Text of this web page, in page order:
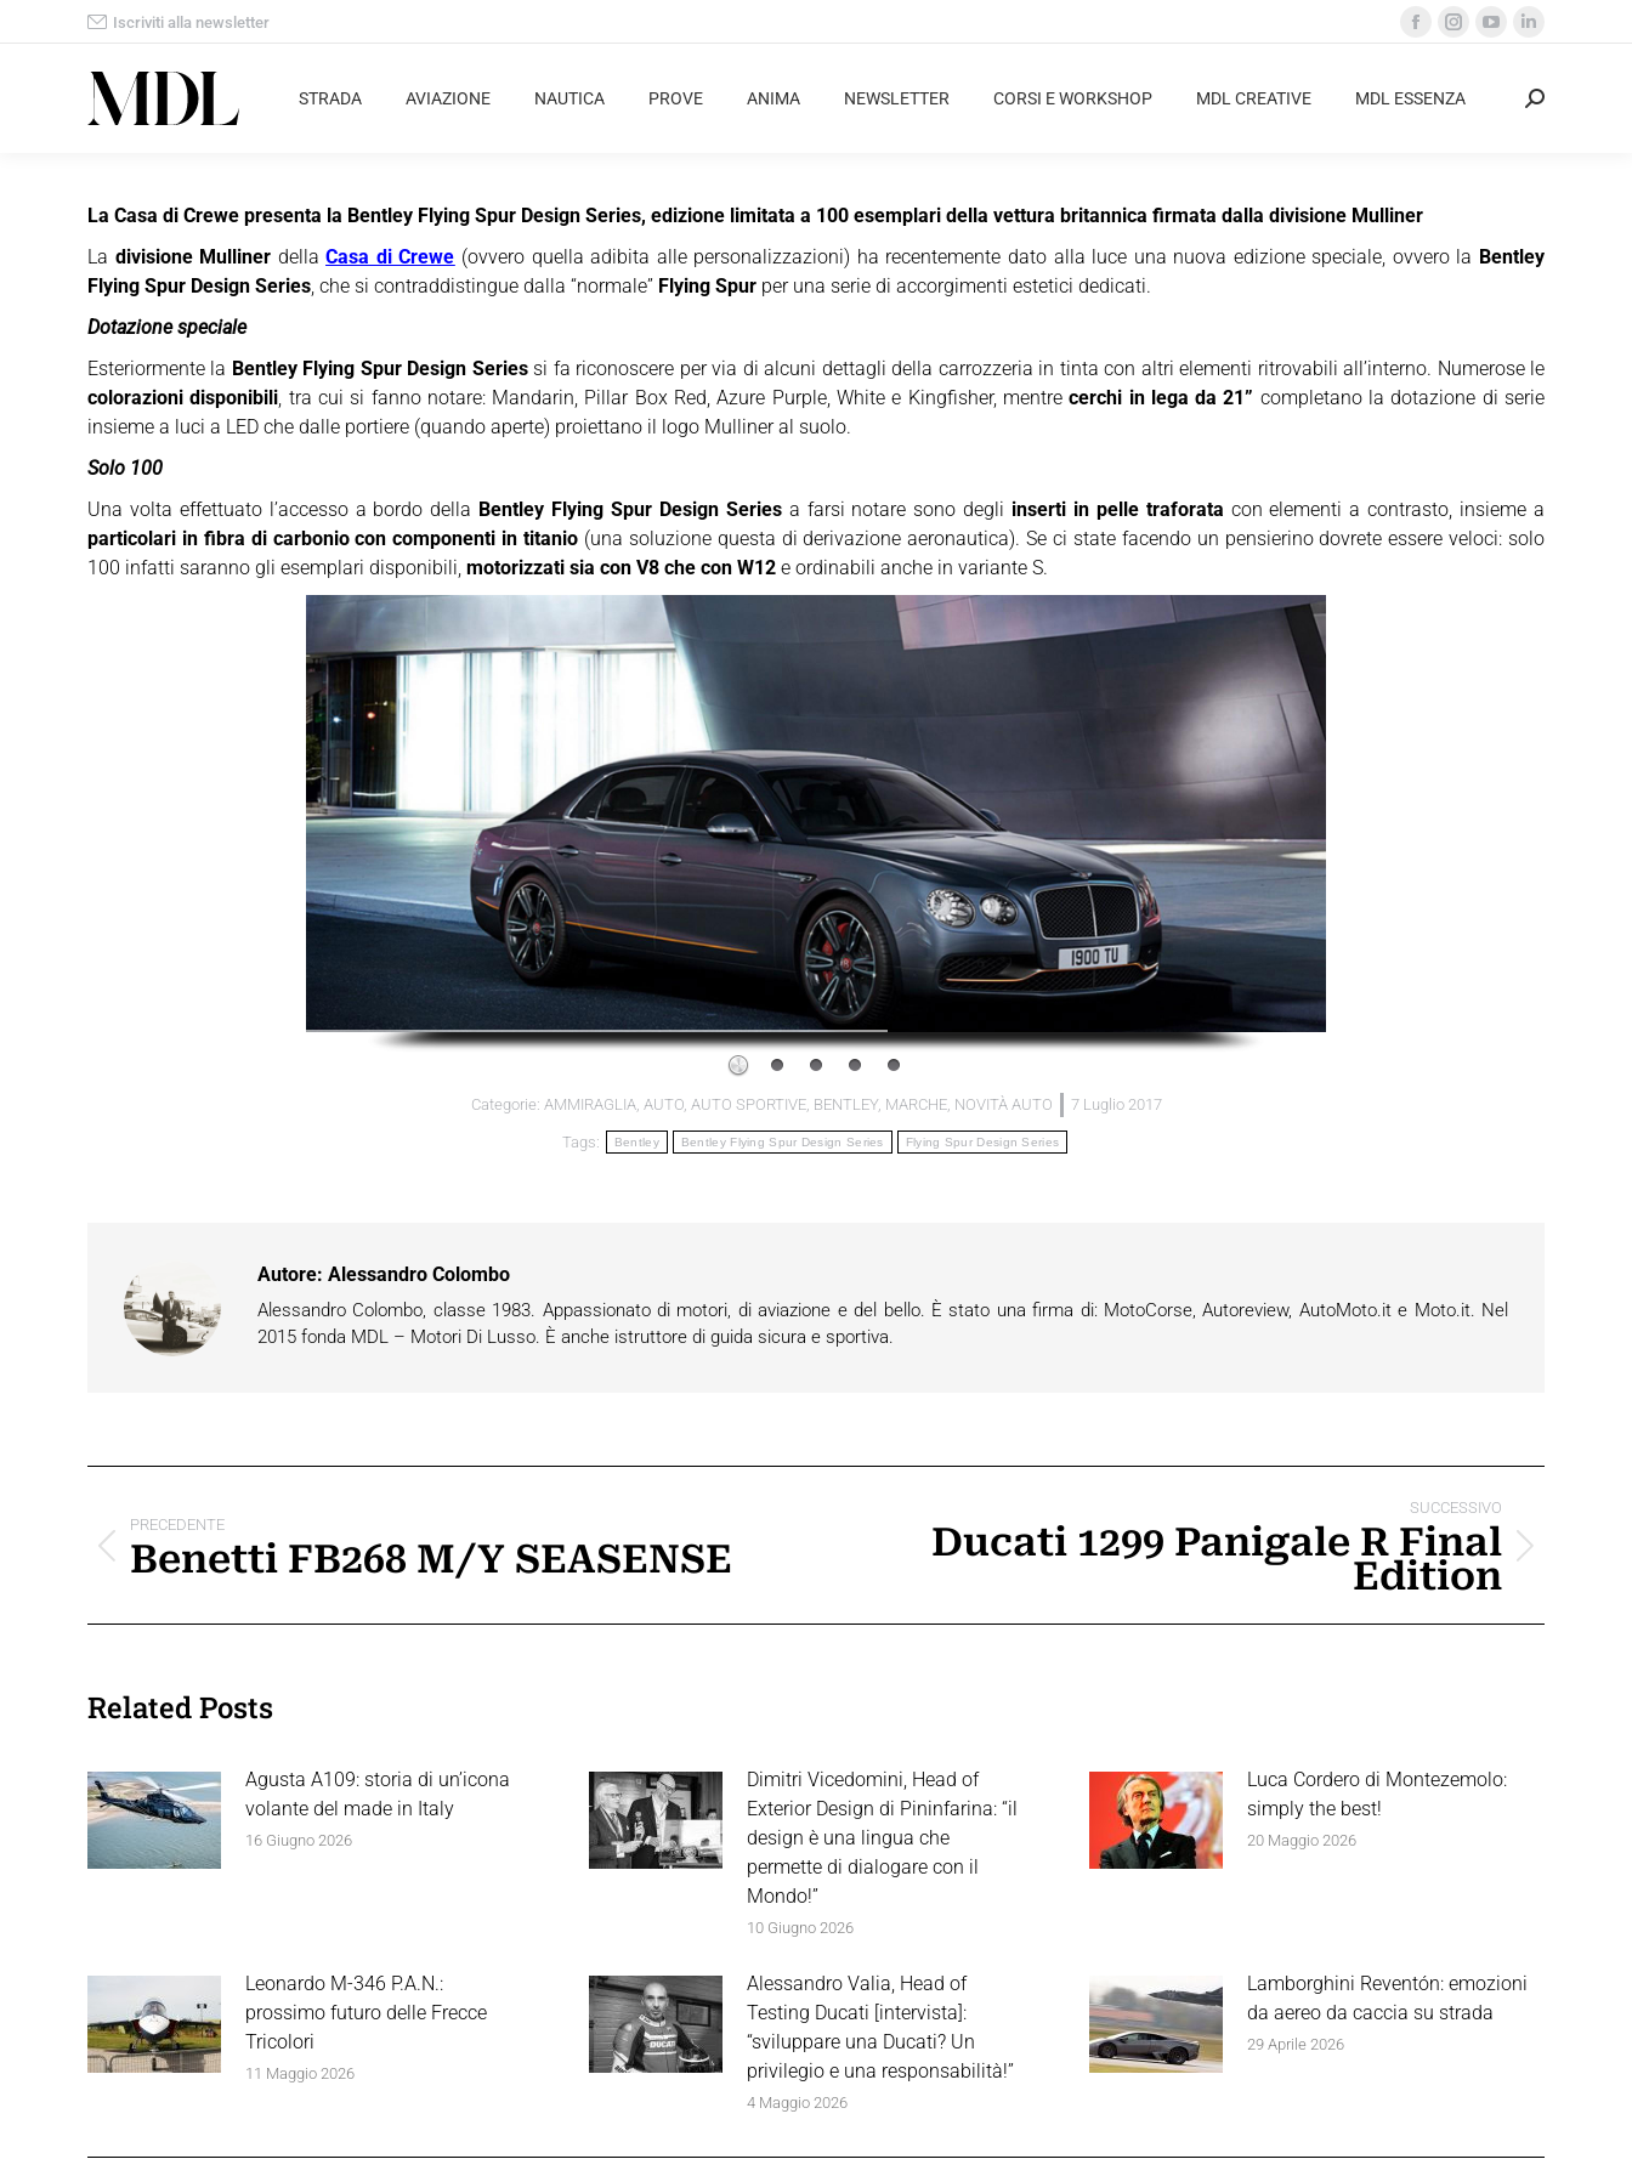
Iscriviti alla newsletter
Facebook
opens
Instagram
opens
YouTube
opens
Linkedin
opens
STRADA AVIAZIONE NAUTICA PROVE ANIMA NEWSLETTER CORSI E WORKSHOP MDL CREATIVE MDL ESSENZA Cerca:
La Casa di Crewe presenta la Bentley Flying Spur Design Series, edizione limitata a 100 esemplari della vettura britannica firmata dalla divisione Mulliner
La divisione Mulliner dellaCasa di Crewe (ovvero quella adibita alle personalizzazioni) ha recentemente dato alla luce una nuova edizione speciale, ovvero la Bentley
Flying Spur Design Series, che si contraddistingue dalla “normale” Flying Spur per una serie di accorgimenti estetici dedicati.
Dotazione speciale
Esteriormente la Bentley Flying Spur Design Seriessi fa riconoscere per via di alcuni dettagli della carrozzeria in tinta con altri elementi ritrovabili all’interno. Numerose le
colorazioni disponibili, tra cui si fanno notare: Mandarin, Pillar Box Red, Azure Purple, White e Kingfisher, mentrecerchi in lega da 21” completano la dotazione di serie
insieme a luci a LED che dalle portiere (quando aperte) proiettano il logo Mulliner al suolo.
Solo 100
Una volta effettuato l’accesso a bordo della Bentley Flying Spur Design Seriesa farsi notare sono degli inserti in pelle traforata con elementi a contrasto, insieme a
particolari in fibra di carbonio con componenti in titanio (una soluzione questa di derivazione aeronautica). Se ci state facendo un pensierino dovrete essere veloci: solo
100 infatti saranno gli esemplari disponibili, motorizzati sia con V8 che con W12 e ordinabili anche in variante S.
Categorie: AMMIRAGLIA, AUTO, AUTO SPORTIVE, BENTLEY, MARCHE, NOVITÀ AUTO 7 Luglio 2017
Tags: Bentley Bentley Flying Spur Design Series Flying Spur Design Series
Autore: Alessandro Colombo
Alessandro Colombo, classe 1983. Appassionato di motori, di aviazione e del bello. È stato una firma di: MotoCorse, Autoreview, AutoMoto.it e Moto.it. Nel
2015 fonda MDL – Motori Di Lusso. È anche istruttore di guida sicura e sportiva.
tra
post
PRECEDENTE
Post
Benetti FB268 M/Y SEASENSE
SUCCESSIVO
Ducati 1299 Panigale R Final
Edition
Related Posts
Agusta A109: storia di un’icona
volante del made in Italy
16 Giugno 2026
Dimitri Vicedomini, Head of
Exterior Design di Pininfarina: “il
design è una lingua che
permette di dialogare con il
Mondo!”
10 Giugno 2026
Luca Cordero di Montezemolo:
simply the best!
20 Maggio 2026
Leonardo M-346 P.A.N.:
prossimo futuro delle Frecce
Tricolori
11 Maggio 2026
Alessandro Valia, Head of
Testing Ducati [intervista]:
“sviluppare una Ducati? Un
privilegio e una responsabilità!”
4 Maggio 2026
Lamborghini Reventón: emozioni
da aereo da caccia su strada
29 Aprile 2026